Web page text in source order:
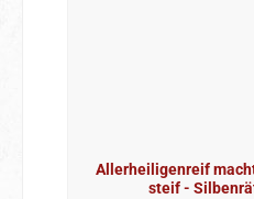
Allerheiligenreif
steif -